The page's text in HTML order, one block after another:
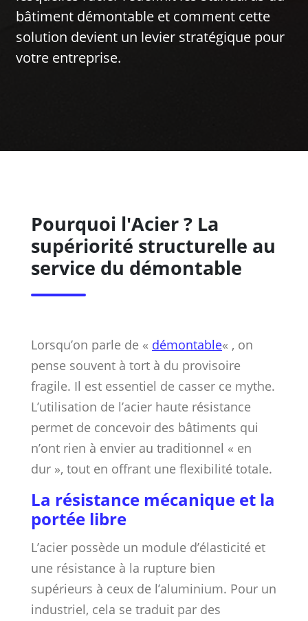
bâtiment démontable et comment cette
solution devient un levier stratégique pour
votre entreprise.
Pourquoi l'Acier ? La
supériorité structurelle au
service du démontable
Lorsqu’on parle de « démontable« , on
pense souvent à tort à du provisoire
fragile. Il est essentiel de casser ce mythe.
L’utilisation de l’acier haute résistance
permet de concevoir des bâtiments qui
n’ont rien à envier au traditionnel « en
dur », tout en offrant une flexibilité totale.
La résistance mécanique et la
portée libre
L’acier possède un module d’élasticité et
une résistance à la rupture bien
supérieurs à ceux de l’aluminium. Pour un
industriel, cela se traduit par des